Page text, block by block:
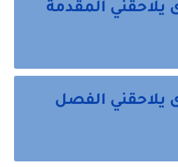
يلاحقني المقدمة
يلاحقني الفصل